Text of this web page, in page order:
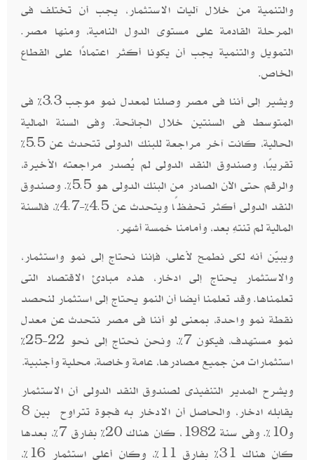
والتنمية من خلال آليات الاستثمار، يجب أن تختلف فى
المرحلة القادمة على مستوى الدول النامية، ومنها مصر.
التمويل والتنمية يجب أن يكونا أكثر اعتمادًا على القطاع
الخاص.
ويشير إلى أننا فى مصر وصلنا لمعدل نمو موجب 3.3% فى
المتوسط فى السنتين خلال الجائحة. وفى السنة المالية
الحالية، كانت آخر مراجعة للبنك الدولى تتحدث عن 5.5%
تقريبًا، وصندوق النقد الدولى لم يُصدر مراجعته الأخيرة،
والرقم حتى الآن الصادر من البنك الدولى هو 5.5%. وصندوق
النقد الدولى أكثر تحفظًا ويتحدث عن 4.5%-4.7%، فالسنة
المالية لم تنتهِ بعد، وأمامنا خمسة أشهر .
ويبيّن أنه لكى نطمح لأعلى، فإننا نحتاج إلى نمو واستثمار،
والاستثمار يحتاج إلى ادخار، هذه مبادئ الاقتصاد التى
تعلمناها. وقد تعلمنا أيضا أن النمو يحتاج إلى استثمار لنحصد
نقطة نمو واحدة، بمعنى لو أننا فى مصر نتحدث عن معدل
نمو مستهدف، فيكون 7%، ونحن نحتاج إلى نحو 22-25%
استثمارات من جميع مصادرها، عامة وخاصة، محلية وأجنبية.
ويشرح المدير التنفيذى لصندوق النقد الدولى أن الاستثمار
يقابله ادخار، والحاصل أن الادخار به فجوة تتراوح بين 8
و10%. وفى سنة 1982، كان هناك 20% بفارق 7%، بعدها
كان هناك 31% بفارق 11%، وكان أعلى استثمار 16%،